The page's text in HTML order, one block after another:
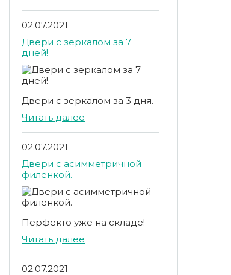
02.07.2021
Двери с зеркалом за 7
дней!
Двери с зеркалом за 3 дня.
Читать далее
02.07.2021
Двери с асимметричной
филенкой.
Перфекто уже на складе!
Читать далее
02.07.2021